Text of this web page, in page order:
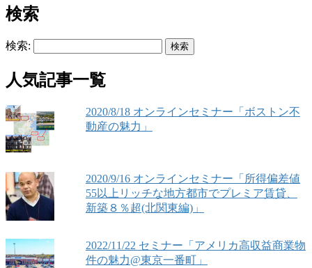
検索
検索:
人気記事一覧
2020/8/18 オンラインセミナー「ボストン不
動産の魅力」
2020/9/16 オンラインセミナー「所得偏差値
55以上リッチな地方都市でプレミア賃貸、
新築８％超(北関東編)」
2022/11/22 セミナー「アメリカ高収益商業物
件の魅力@東京一番町」